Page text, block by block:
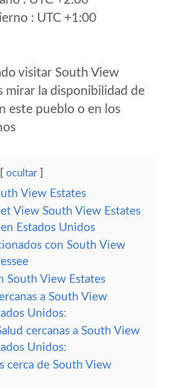
: UTC +1:00
visitar South View
mirar la disponibilidad de
este pueblo o en los
ocultar
View Estates
View South View Estates
Estados Unidos
con South View
South View Estates
a South View
Unidos:
cercanas a South View
Unidos:
cerca de South View